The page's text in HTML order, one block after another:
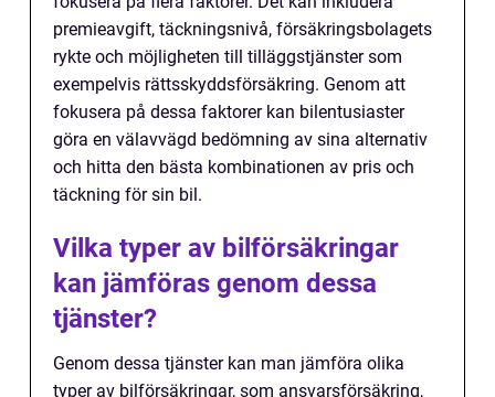
premieavgift, täckningsnivå, försäkringsbolagets
rykte och möjligheten till tilläggstjänster som
exempelvis rättsskyddsförsäkring. Genom att
fokusera på dessa faktorer kan bilentusiaster
göra en välavvägd bedömning av sina alternativ
och hitta den bästa kombinationen av pris och
täckning för sin bil.
Vilka typer av bilförsäkringar
kan jämföras genom dessa
tjänster?
Genom dessa tjänster kan man jämföra olika
typer av bilförsäkringar, som ansvarsförsäkring,